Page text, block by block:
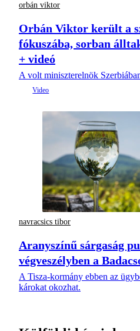
orbán viktor
Orbán Viktor került a
fókuszába, sorban
+ videó
A volt miniszterelnök
navracsics tibor
Aranyszínű sárgaság
végveszélyben a
A Tisza-kormány ebben az
károkat okozhat.